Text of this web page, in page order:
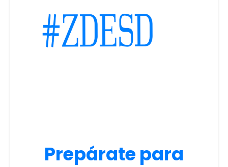
Prepárate para